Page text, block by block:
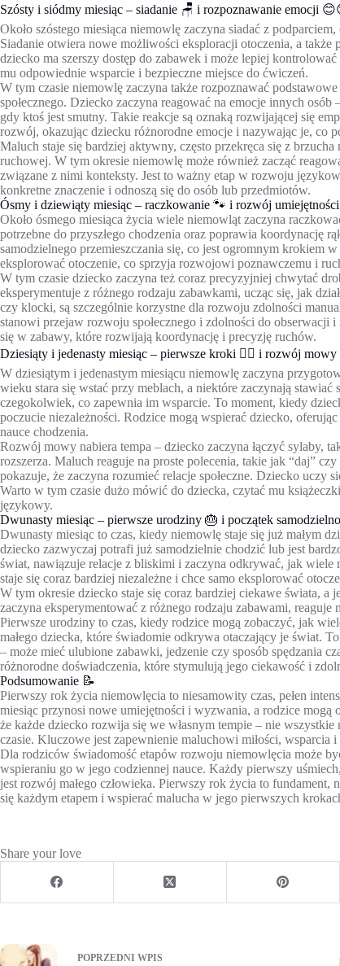
Szósty i siódmy miesiąc – siadanie 🪑 i rozpoznawanie emocji
Około szóstego miesiąca niemowlę zaczyna siadać z
Siadanie otwiera nowe możliwości eksploracji otoczenia, a
dziecko ma szerszy dostęp do zabawek i może lepiej
mu odpowiednie wsparcie i bezpieczne miejsce do ćwiczeń.
W tym czasie niemowlę zaczyna także rozpoznawać
społecznego. Dziecko zaczyna reagować na emocje innych
gdy ktoś jest smutny. Takie reakcje są oznaką rozwijającej się
rozwój, okazując dziecku różnorodne emocje i nazywając je, co
Maluch staje się bardziej aktywny, często przekręca się z
ruchowej. W tym okresie niemowlę może również zacząć
związane z nimi konteksty. Jest to ważny etap w rozwoju
konkretne znaczenie i odnoszą się do osób lub przedmiotów.
Ósmy i dziewiąty miesiąc – raczkowanie 🐾 i rozwój
Około ósmego miesiąca życia wiele niemowląt zaczyna
potrzebne do przyszłego chodzenia oraz poprawia koordynację
samodzielnego przemieszczania się, co jest ogromnym krokiem
eksplorować otoczenie, co sprzyja rozwojowi poznawczemu i
W tym czasie dziecko zaczyna też coraz precyzyjniej chwytać
eksperymentuje z różnego rodzaju zabawkami, ucząc się, jak
czy klocki, są szczególnie korzystne dla rozwoju zdolności
stanowi przejaw rozwoju społecznego i zdolności do obserwacji
się w zabawy, które rozwijają koordynację i precyzję ruchów.
Dziesiąty i jedenasty miesiąc – pierwsze kroki 🚶‍♂️ i rozwój
W dziesiątym i jedenastym miesiącu niemowlę zaczyna
wieku stara się wstać przy meblach, a niektóre zaczynają
czegokolwiek, co zapewnia im wsparcie. To moment, kiedy
poczucie niezależności. Rodzice mogą wspierać dziecko,
nauce chodzenia.
Rozwój mowy nabiera tempa – dziecko zaczyna łączyć sylaby,
rozszerza. Maluch reaguje na proste polecenia, takie jak “daj”
pokazuje, że zaczyna rozumieć relacje społeczne. Dziecko uczy
Warto w tym czasie dużo mówić do dziecka, czytać mu
językowy.
Dwunasty miesiąc – pierwsze urodziny 🎂 i początek
Dwunasty miesiąc to czas, kiedy niemowlę staje się już małym
dziecko zazwyczaj potrafi już samodzielnie chodzić lub jest
świat, nawiązuje relacje z bliskimi i zaczyna odkrywać, jak wiele
staje się coraz bardziej niezależne i chce samo eksplorować
W tym okresie dziecko staje się coraz bardziej ciekawe świata,
zaczyna eksperymentować z różnego rodzaju zabawami,
Pierwsze urodziny to czas, kiedy rodzice mogą zobaczyć, jak
małego dziecka, które świadomie odkrywa otaczający je świat.
– może mieć ulubione zabawki, jedzenie czy sposób spędzania
różnorodne doświadczenia, które stymulują jego ciekawość i
Podsumowanie 📝
Pierwszy rok życia niemowlęcia to niesamowity czas, pełen
miesiąc przynosi nowe umiejętności i wyzwania, a rodzice
że każde dziecko rozwija się we własnym tempie – nie
czasie. Kluczowe jest zapewnienie maluchowi miłości, wsparcia
Dla rodziców świadomość etapów rozwoju niemowlęcia może
wspieraniu go w jego codziennej nauce. Każdy pierwszy
jest rozwój małego człowieka. Pierwszy rok życia to
się każdym etapem i wspierać malucha w jego pierwszych
Share your love
POPRZEDNI WPIS